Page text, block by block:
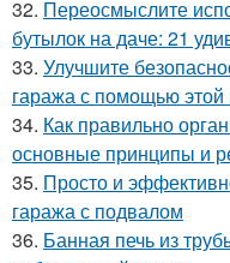
32. Переосмыслите
бутылок на даче: 21
33. Улучшите
гаража с помощью этой
34. Как правильно
основные принципы и
35. Просто и
гаража с подвалом
36. Банная печь из